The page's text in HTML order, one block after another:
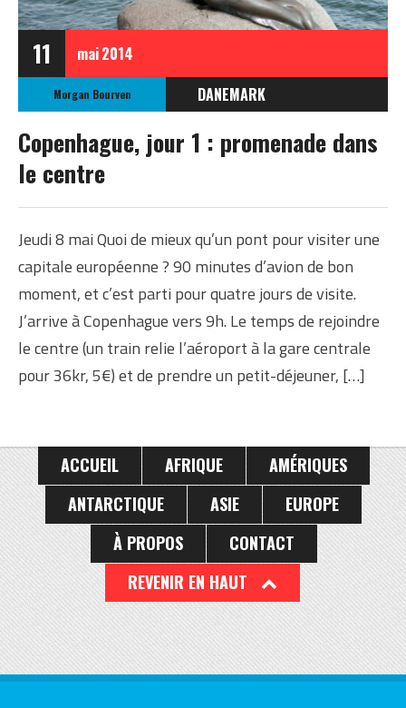
11 mai2014
Morgan Bourven
DANEMARK
EUROPE
Copenhague, jour 1 : promenade dans
le centre
Jeudi 8 mai Quoi de mieux qu’un pont pour visiter une
capitale européenne ? 90 minutes d’avion de bon
moment, et c’est parti pour quatre jours de visite.
J’arrive à Copenhague vers 9h. Le temps de rejoindre
le centre (un train relie l’aéroport à la gare centrale
pour 36kr, 5€) et de prendre un petit-déjeuner, […]
ACCUEIL AFRIQUE
AMÉRIQUES
ANTARCTIQUE
ASIE
EUROPE
À PROPOS
CONTACT
REVENIR EN HAUT